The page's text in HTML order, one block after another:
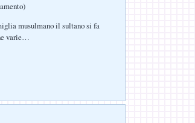
musulmano il sultano si fa
varie…